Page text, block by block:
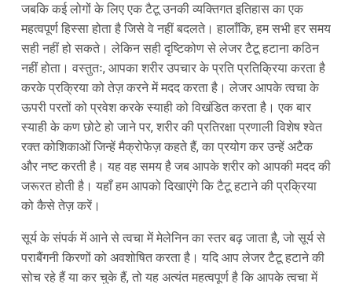
जबकि कई लोगों के लिए एक टैटू उनकी व्यक्तिगत इतिहास का एक
महत्वपूर्ण हिस्सा होता है जिसे वे नहीं बदलते। हालाँकि, हम सभी हर समय
सही नहीं हो सकते। लेकिन सही दृष्टिकोण से लेजर टैटू हटाना कठिन
नहीं होता। वस्तुतः, आपका शरीर उपचार के प्रति प्रतिक्रिया करता है
करके प्रक्रिया को तेज़ करने में मदद करता है। लेजर आपके त्वचा के
ऊपरी परतों को प्रवेश करके स्याही को विखंडित करता है। एक बार
स्याही के कण छोटे हो जाने पर, शरीर की प्रतिरक्षा प्रणाली विशेष श्वेत
रक्त कोशिकाओं जिन्हें मैक्रोफेज़ कहते हैं, का प्रयोग कर उन्हें अटैक
और नष्ट करती है। यह वह समय है जब आपके शरीर को आपकी मदद की
जरूरत होती है। यहाँ हम आपको दिखाएंगे कि टैटू हटाने की प्रक्रिया
को कैसे तेज़ करें।
सूर्य के संपर्क में आने से त्वचा में मेलेनिन का स्तर बढ़ जाता है, जो सूर्य से
पराबैंगनी किरणों को अवशोषित करता है। यदि आप लेजर टैटू हटाने की
सोच रहे हैं या कर चुके हैं, तो यह अत्यंत महत्वपूर्ण है कि आपके त्वचा में